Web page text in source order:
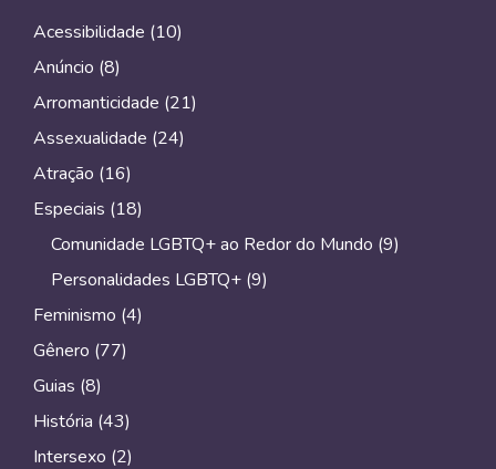
Acessibilidade (10)
Anúncio (8)
Arromanticidade (21)
Assexualidade (24)
Atração (16)
Especiais (18)
Comunidade LGBTQ+ ao Redor do Mundo (9)
Personalidades LGBTQ+ (9)
Feminismo (4)
Gênero (77)
Guias (8)
História (43)
Intersexo (2)